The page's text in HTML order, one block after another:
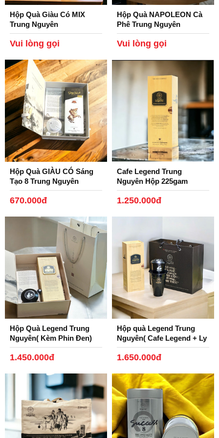
của nhiều khách hàng - Sản phẩm 100% của Trung
Nguyên.
Hộp cà phê Legend: Cà phê hương chồn Legend -
Phin nhôm Legend: Đặc biệt bởi họa tiết Danh Nhân
huyền thoại với chất liệu nhôm cao cấp in Trung
Nguyên Legend
Bộ Tách Đĩa gốm sứ Bát Tràng Legend: Được làm
từ những nghệ nhân Bát Tràng, Sơn đen bóng, in
Logo Trung Nguyên Legend.
Hộp Quà Giàu Có MIX
Trung Nguyên
Vui lòng gọi
Hộp Quà NAPOLEON Cà
Phê Trung Nguyên
Legend.
Vui lòng gọi
Hộp Quà GIÀU CÓ Sáng
Tạo 8 Trung Nguyên
670.000đ
Cafe Legend Trung
Nguyên Hộp 225gam
1.250.000đ
Hộp Quà Legend Trung
Nguyên( Kèm Phin Đen)
1.450.000đ
Hộp quà Legend Trung
Nguyên( Cafe Legend + Ly
Gốm, Phin Nhôm Đen)
1.650.000đ